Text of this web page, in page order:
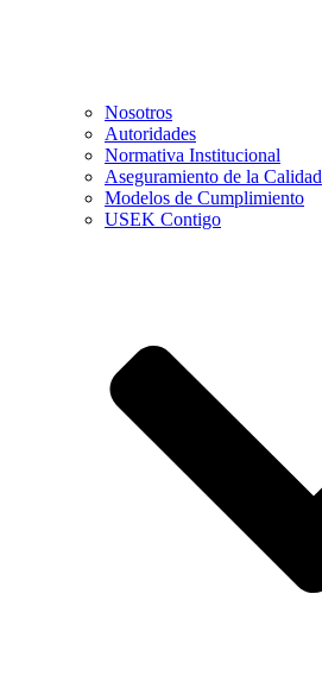
Nosotros
Autoridades
Normativa Institucional
Aseguramiento de la Calidad
Modelos de Cumplimiento
USEK Contigo